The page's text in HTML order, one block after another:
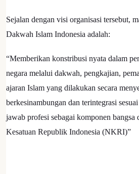
Sejalan dengan visi organisasi tersebut,
Dakwah Islam Indonesia adalah:
“Memberikan konstribusi nyata dalam
negara melalui dakwah, pengkajian,
ajaran Islam yang dilakukan secara
berkesinambungan dan terintegrasi
jawab profesi sebagai komponen bangsa
Kesatuan Republik Indonesia (NKRI)”